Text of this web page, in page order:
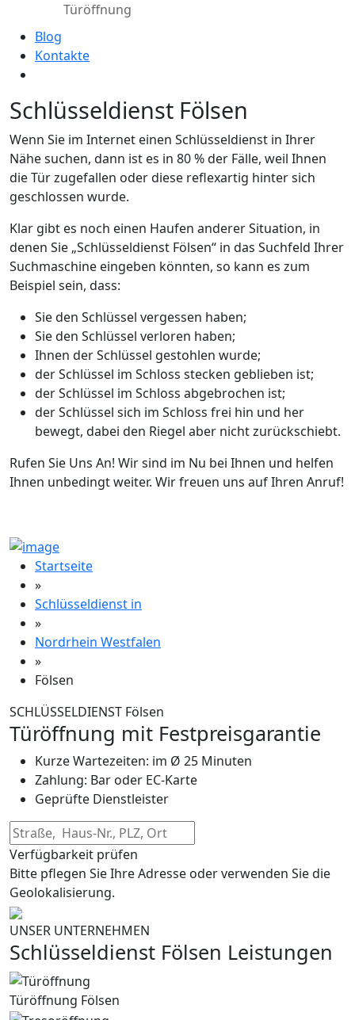
Türöffnung
Blog
Kontakte
Schlüsseldienst Fölsen
Wenn Sie im Internet einen Schlüsseldienst in Ihrer
Nähe suchen, dann ist es in 80 % der Fälle, weil Ihnen
die Tür zugefallen oder diese reflexartig hinter sich
geschlossen wurde.
Klar gibt es noch einen Haufen anderer Situation, in
denen Sie „Schlüsseldienst Fölsen“ in das Suchfeld Ihrer
Suchmaschine eingeben könnten, so kann es zum
Beispiel sein, dass:
Sie den Schlüssel vergessen haben;
Sie den Schlüssel verloren haben;
Ihnen der Schlüssel gestohlen wurde;
der Schlüssel im Schloss stecken geblieben ist;
der Schlüssel im Schloss abgebrochen ist;
der Schlüssel sich im Schloss frei hin und her
bewegt, dabei den Riegel aber nicht zurückschiebt.
Rufen Sie Uns An! Wir sind im Nu bei Ihnen und helfen
Ihnen unbedingt weiter. Wir freuen uns auf Ihren Anruf!
Startseite
»
Schlüsseldienst in
»
Nordrhein Westfalen
»
Fölsen
SCHLÜSSELDIENST Fölsen
Türöffnung mit Festpreisgarantie
Kurze Wartezeiten: im Ø 25 Minuten
Zahlung: Bar oder EC-Karte
Geprüfte Dienstleister
Verfügbarkeit prüfen
Bitte pflegen Sie Ihre Adresse oder verwenden Sie die
Geolokalisierung.
UNSER UNTERNEHMEN
Schlüsseldienst Fölsen Leistungen
Türöffnung Fölsen